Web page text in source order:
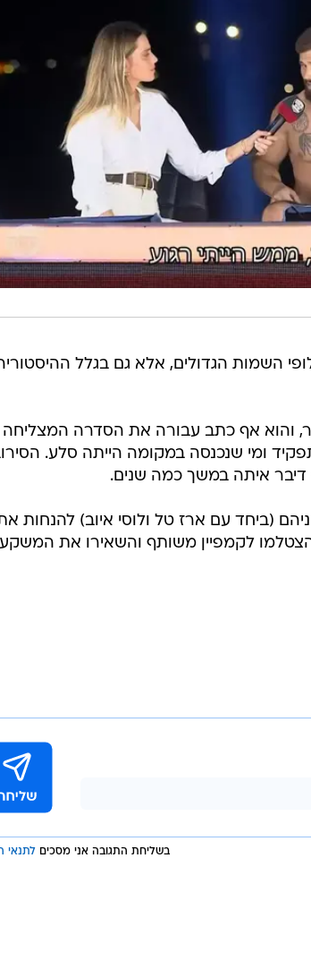
השמות הגדולים, אלא גם בגלל
והוא אף כתב עבורה את הסדרה המצליחה
ומי שנכנסה במקומה הייתה סלע.
דיבר איתה במשך כמה שנים.
שניהם (ביחד עם ארז טל ולוסי איוב) להנחות
הצטלמו לקמפיין משותף והשאירו את
בשליחת התגובה אני מסכים לתנאי